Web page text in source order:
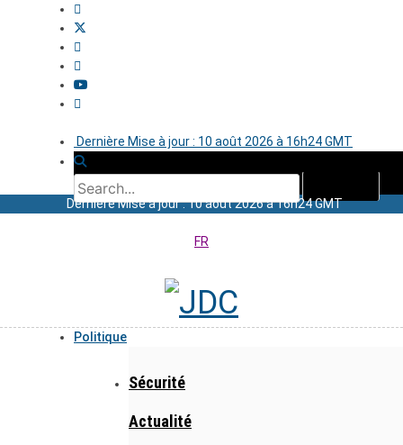
Dernière Mise à jour : 10 août 2026 à 16h24 GMT
Dernière Mise à jour : 10 août 2026 à 16h24 GMT
FR
Politique
Sécurité
Actualité